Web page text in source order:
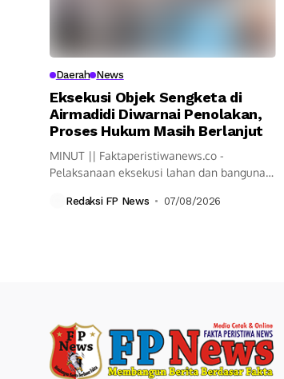
Daerah News
Eksekusi Objek Sengketa di
Airmadidi Diwarnai Penolakan,
Proses Hukum Masih Berlanjut
MINUT || Faktaperistiwanews.co -
Pelaksanaan eksekusi lahan dan bangunan
Redaksi FP News 07/08/2026